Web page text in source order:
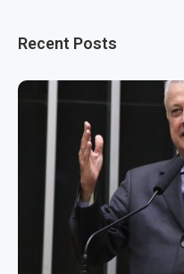
Recent Posts